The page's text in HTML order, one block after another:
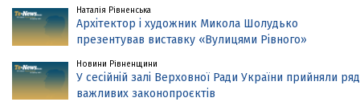
Наталія Рівненська
Архітектор і художник Микола Шолудько
презентував виставку «Вулицями Рівного»
Новини Рівненщини
У сесійній залі Верховної Ради України прийняли ряд
важливих законопроєктів